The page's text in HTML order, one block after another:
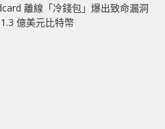
離線「冷錢包」爆出致命漏洞
億美元比特幣